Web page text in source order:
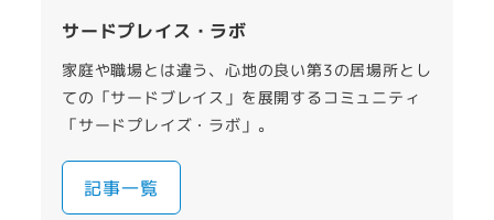
サードプレイス・ラボ
家庭や職場とは違う、心地の良い第3の居場所とし
ての「サードブレイス」を展開するコミュニティ
「サードプレイズ・ラボ」。
記事一覧